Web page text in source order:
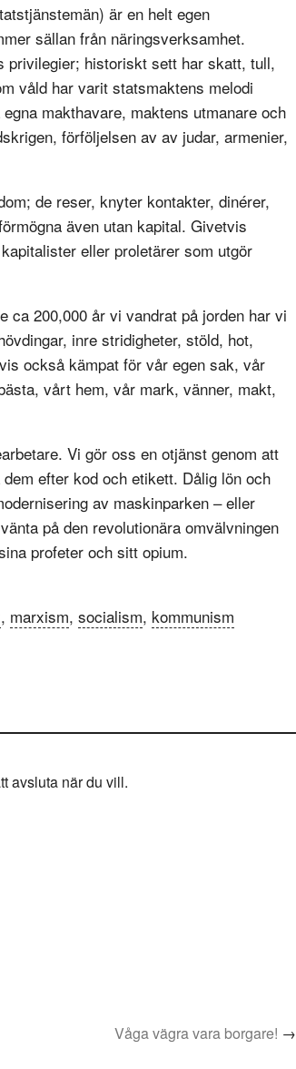
är en helt egen
sällan från näringsverksamhet.
privilegier; historiskt sett har skatt, tull,
våld har varit statsmaktens melodi
makthavare, maktens utmanare och
förföljelsen av av judar, armenier,
de reser, knyter kontakter, dinérer,
även utan kapital. Givetvis
eller proletärer som utgör
ca 200,000 år vi vandrat på jorden har vi
inre stridigheter, stöld, hot,
också kämpat för vår egen sak, vår
vårt hem, vår mark, vänner, makt,
Vi gör oss en otjänst genom att
efter kod och etikett. Dålig lön och
av maskinparken – eller
på den revolutionära omvälvningen
profeter och sitt opium.
, marxism, socialism, kommunism
avsluta när du vill.
Våga vägra vara borgare! →